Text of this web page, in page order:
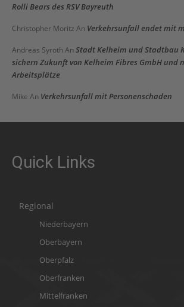
Rolli Bears des RSV Bayreuth
Christopher Moritz An Verkehrsunfall endet mit
Andreas Syroth An Stadt Kelheim und Stadtbau
sichern Zukunft von Kelheim Fibres GmbH und
Arbeitsplätze
Mike An Verkehrsunfall mit Personenschaden
Quick Links
Regional
Niederbayern
Oberbayern
Oberpfalz
Oberfranken
Mittelfranken